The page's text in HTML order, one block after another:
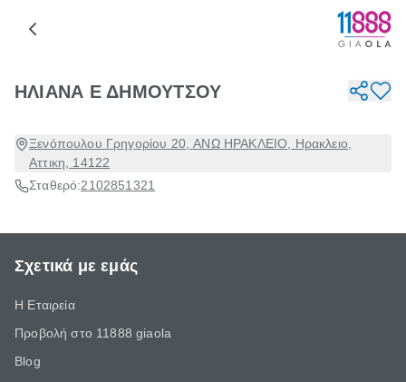
ΗΛΙΑΝΑ Ε ΔΗΜΟΥΤΣΟΥ
Ξενόπουλου Γρηγορίου 20, ΑΝΩ ΗΡΑΚΛΕΙΟ, Ηρακλειο,
Αττικη, 14122
Σταθερό:2102851321
Σχετικά με εμάς
Η Εταιρεία
Προβολή στο 11888 giaola
Blog